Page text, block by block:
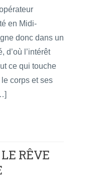
en Midi-
donc dans un
d’où l’intérêt
ce qui touche
corps et ses
RÊVE